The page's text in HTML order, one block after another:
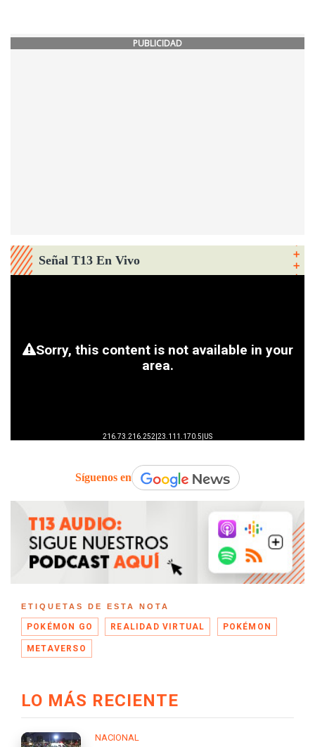
PUBLICIDAD
Señal T13 En Vivo
Síguenos en
ETIQUETAS DE ESTA NOTA
POKÉMON GO REALIDAD VIRTUAL POKÉMON
METAVERSO
LO MÁS RECIENTE
NACIONAL